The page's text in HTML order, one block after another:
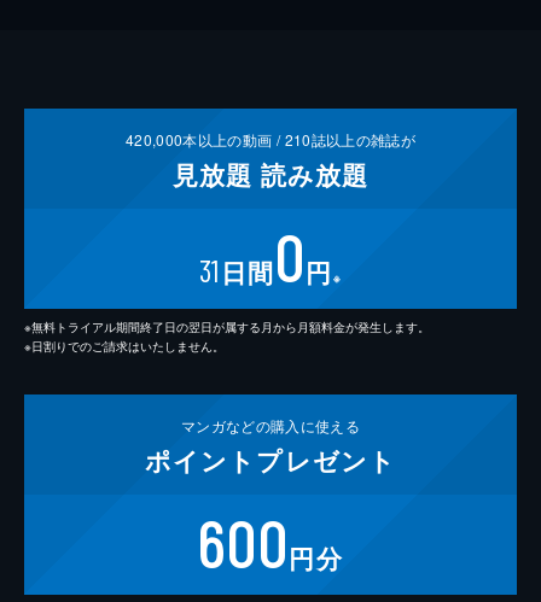
420,000本以上の動画 /210誌以上の雑誌が
見放題 読み放題
31 日間0円 ※
※無料トライアル期間終了日の翌日が属する月から月額料金が発生します。
※日割りでのご請求はいたしません。
マンガなどの購入に使える
ポイント プレゼント
600円分